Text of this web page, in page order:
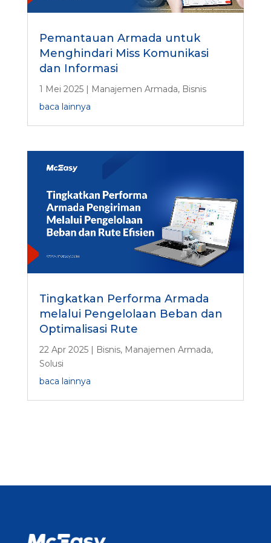
Pemantauan Armada untuk
Menghindari Miss Komunikasi
dan Informasi
1 Mei 2025| Manajemen Armada, Bisnis
baca lainnya
Tingkatkan Performa Armada
melalui Pengelolaan Beban dan
Optimalisasi Rute
22 Apr 2025| Bisnis, Manajemen Armada,
Solusi
baca lainnya